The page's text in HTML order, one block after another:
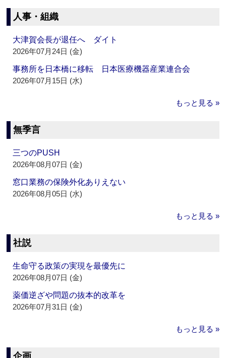
人事・組織
大津賀会長が退任へ ダイト
2026年07月24日 (金)
事務所を日本橋に移転 日本医療機器産業連合会
2026年07月15日 (水)
もっと見る »
無季言
三つのPUSH
2026年08月07日 (金)
窓口業務の保険外化ありえない
2026年08月05日 (水)
もっと見る »
社説
生命守る政策の実現を最優先に
2026年08月07日 (金)
薬価逆ざや問題の抜本的改革を
2026年07月31日 (金)
もっと見る »